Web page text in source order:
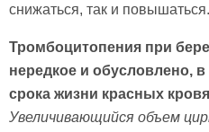
снижаться, так и повышаться.
Тромбоцитопения при
нередкое и обусловлено,
срока жизни красных
Увеличивающийся объем